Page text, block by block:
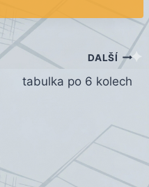
DALŠÍ
tabulka po 6 kolech